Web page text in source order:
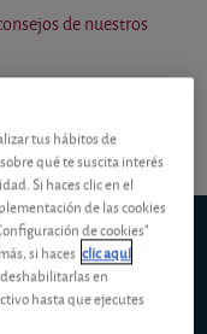
de nuestros
1y 5y 10y
C
tus hábitos de
qué te suscita interés
Si haces clic en el
de las cookies
de cookies"
si haces clic aquí
en
hasta que ejecutes